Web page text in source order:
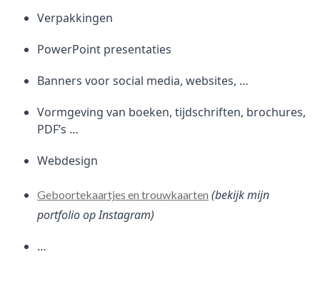
Verpakkingen
PowerPoint presentaties
Banners voor social media, websites, …
Vormgeving van boeken, tijdschriften, brochures,
PDF’s …
Webdesign
Geboortekaartjes en trouwkaarten (bekijk mijn
portfolio op Instagram)
…